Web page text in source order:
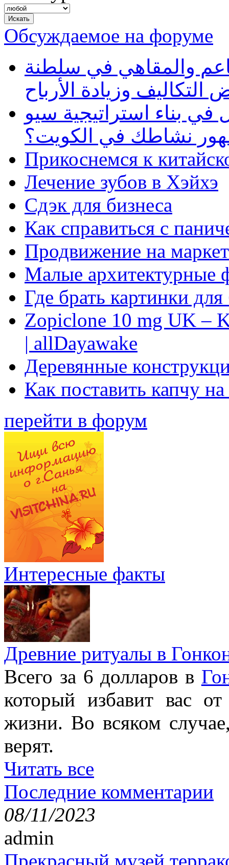
Обсуждаемое на форуме
والمقاهي في سلطنة
وزيادة الأرباح
بناء استراتيجية سيو
نشاطك في الكويت؟
Прикоснемся к
Лечение зубов в Хэйхэ
Сдэк для бизнеса
Как справиться с
Продвижение на
Малые архитектурные
Где брать картинки
Zopiclone 10 mg UK –
| allDayawake
Деревянные
Как поставить капчу
перейти в форум
Интересные факты
Древние ритуалы в
Всего за 6 долларов в
который избавит вас
жизни. Во всяком
верят.
Читать все
Последние комментарии
08/11/2023
admin
Прекрасный музей